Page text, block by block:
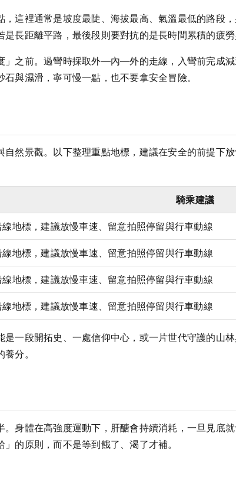
這裡通常是坡度最陡、海拔最高、氣溫最低的路段
長距離平路，最後段則要對抗的是長時間累積的疲勞
」之前。過彎時採取外—內—外的走線，入彎前完成
與濕滑，寧可慢一點，也不要拿安全冒險。
然景觀。以下整理重點地標，建議在安全的前提下
騎乘建議
線地標，建議放慢車速、留意拍照停留與行車動線
線地標，建議放慢車速、留意拍照停留與行車動線
線地標，建議放慢車速、留意拍照停留與行車動線
線地標，建議放慢車速、留意拍照停留與行車動線
一段開拓史、一處信仰中心，或一片世代守護的山
分。
身體在高強度運動下，肝醣會持續消耗，一旦見底
的原則，而不是等到餓了、渴了才補。